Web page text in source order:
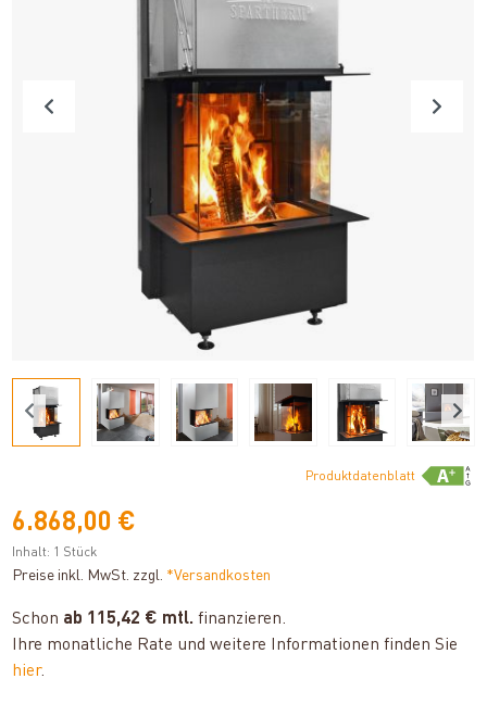
Produktdatenblatt
6.868,00 €
Inhalt: 1 Stück
Preise inkl. MwSt. zzgl. *Versandkosten
Schon ab 115,42 € mtl. finanzieren.
Ihre monatliche Rate und weitere Informationen finden Sie
hier.